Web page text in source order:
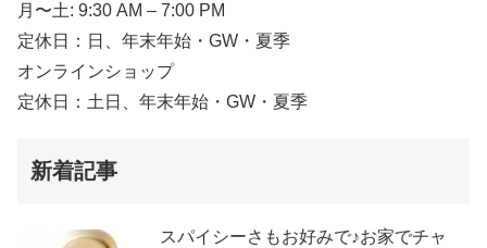
月〜土: 9:30 AM – 7:00 PM
定休日：日、年末年始・GW・夏季
オンラインショップ
定休日：土日、年末年始・GW・夏季
新着記事
スパイシーさもお好みで♪お家でチャ